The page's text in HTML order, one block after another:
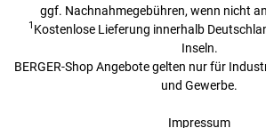
ggf. Nachnahmegebühren, wenn nicht
1 Kostenlose Lieferung innerhalb
Inseln.
BERGER-Shop Angebote gelten nur für
und Gewerbe.
Impressum